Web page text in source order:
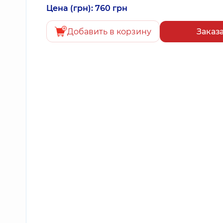
Цена (грн): 760 грн
Добавить в корзину